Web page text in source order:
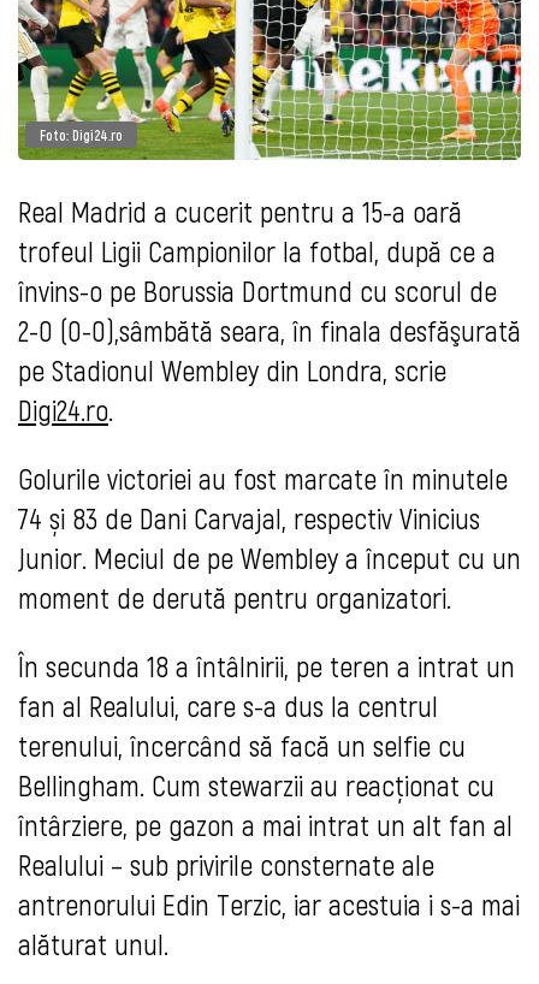
Foto: Digi24.ro
Real Madrid a cucerit pentru a 15-a oară
trofeul Ligii Campionilor la fotbal, după ce a
învins-o pe Borussia Dortmund cu scorul de
2-0 (0-0),sâmbătă seara, în finala desfăşurată
pe Stadionul Wembley din Londra, scrie
Digi24.ro.
Golurile victoriei au fost marcate în minutele
74 și 83 de Dani Carvajal, respectiv Vinicius
Junior. Meciul de pe Wembley a început cu un
moment de derută pentru organizatori.
În secunda 18 a întâlnirii, pe teren a intrat un
fan al Realului, care s-a dus la centrul
terenului, încercând să facă un selfie cu
Bellingham. Cum stewarzii au reacţionat cu
întârziere, pe gazon a mai intrat un alt fan al
Realului – sub privirile consternate ale
antrenorului Edin Terzic, iar acestuia i s-a mai
alăturat unul.